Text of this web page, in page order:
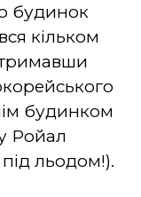
будинок
кільком
будинком
Ройал
льодом!).